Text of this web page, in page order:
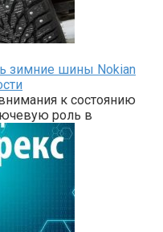
зимние шины Nokian
к состоянию
роль в